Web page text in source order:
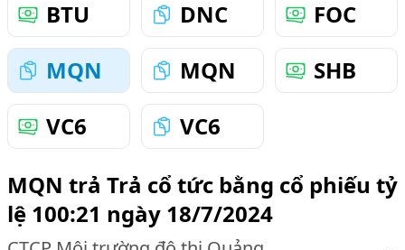
BTU DNC
FOC
MQN
MQN
SHB
VC6
VC6
MQN trả Trả cổ tức bằng cổ phiếu tỷ
lệ 100:21 ngày 18/7/2024